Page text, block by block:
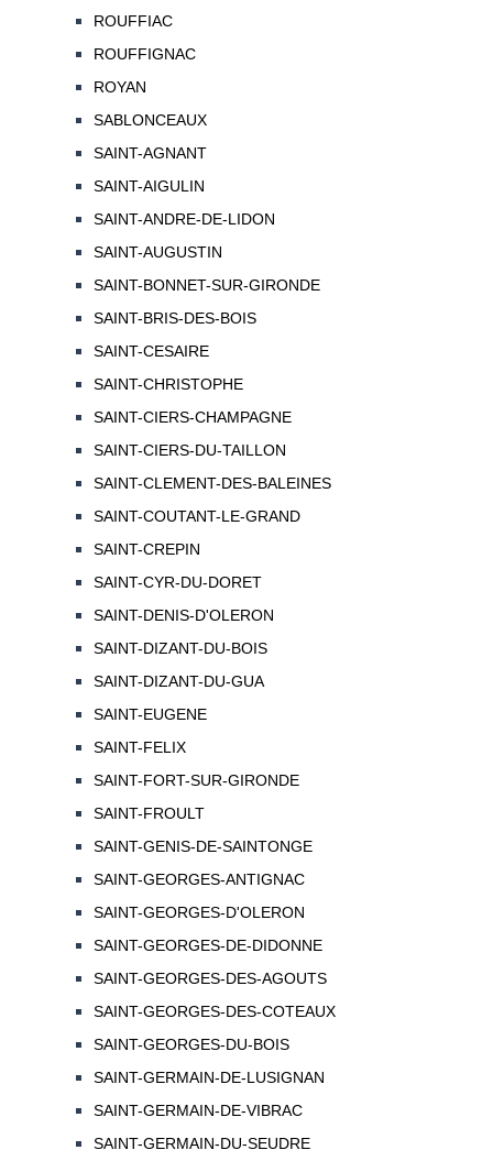
ROUFFIAC
ROUFFIGNAC
ROYAN
SABLONCEAUX
SAINT-AGNANT
SAINT-AIGULIN
SAINT-ANDRE-DE-LIDON
SAINT-AUGUSTIN
SAINT-BONNET-SUR-GIRONDE
SAINT-BRIS-DES-BOIS
SAINT-CESAIRE
SAINT-CHRISTOPHE
SAINT-CIERS-CHAMPAGNE
SAINT-CIERS-DU-TAILLON
SAINT-CLEMENT-DES-BALEINES
SAINT-COUTANT-LE-GRAND
SAINT-CREPIN
SAINT-CYR-DU-DORET
SAINT-DENIS-D'OLERON
SAINT-DIZANT-DU-BOIS
SAINT-DIZANT-DU-GUA
SAINT-EUGENE
SAINT-FELIX
SAINT-FORT-SUR-GIRONDE
SAINT-FROULT
SAINT-GENIS-DE-SAINTONGE
SAINT-GEORGES-ANTIGNAC
SAINT-GEORGES-D'OLERON
SAINT-GEORGES-DE-DIDONNE
SAINT-GEORGES-DES-AGOUTS
SAINT-GEORGES-DES-COTEAUX
SAINT-GEORGES-DU-BOIS
SAINT-GERMAIN-DE-LUSIGNAN
SAINT-GERMAIN-DE-VIBRAC
SAINT-GERMAIN-DU-SEUDRE